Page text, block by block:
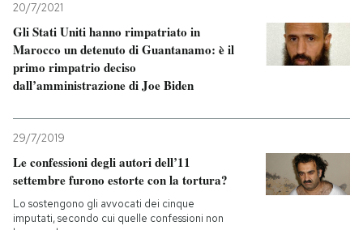
20/7/2021
Gli Stati Uniti hanno rimpatriato in
Marocco un detenuto di Guantanamo: è il
primo rimpatrio deciso
dall’amministrazione di Joe Biden
29/7/2019
Le confessioni degli autori dell’11
settembre furono estorte con la tortura?
Lo sostengono gli avvocati dei cinque
imputati, secondo cui quelle confessioni non